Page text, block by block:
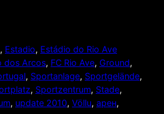
, Estadio, Estádio do Rio Ave
dos Arcos, FC Rio Ave, Ground
, Sportanlage, Sportgelände
, Sportzentrum, Stade
, update 2010, Völlu, арен